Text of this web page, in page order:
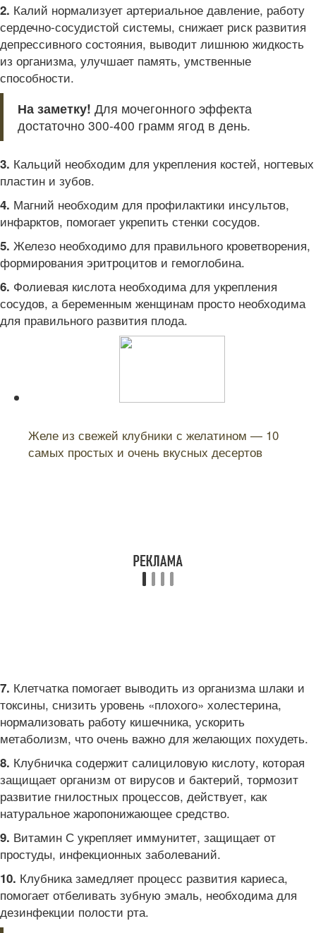
2. Калий нормализует артериальное давление, работу
сердечно-сосудистой системы, снижает риск развития
депрессивного состояния, выводит лишнюю жидкость
из организма, улучшает память, умственные
способности.
На заметку! Для мочегонного эффекта
достаточно 300-400 грамм ягод в день.
3. Кальций необходим для укрепления костей, ногтевых
пластин и зубов.
4. Магний необходим для профилактики инсультов,
инфарктов, помогает укрепить стенки сосудов.
5. Железо необходимо для правильного кроветворения,
формирования эритроцитов и гемоглобина.
6. Фолиевая кислота необходима для укрепления
сосудов, а беременным женщинам просто необходима
для правильного развития плода.
Желе из свежей клубники с желатином — 10
самых простых и очень вкусных десертов
7. Клетчатка помогает выводить из организма шлаки и
токсины, снизить уровень «плохого» холестерина,
нормализовать работу кишечника, ускорить
метаболизм, что очень важно для желающих похудеть.
8. Клубничка содержит салициловую кислоту, которая
защищает организм от вирусов и бактерий, тормозит
развитие гнилостных процессов, действует, как
натуральное жаропонижающее средство.
9. Витамин С укрепляет иммунитет, защищает от
простуды, инфекционных заболеваний.
10. Клубника замедляет процесс развития кариеса,
помогает отбеливать зубную эмаль, необходима для
дезинфекции полости рта.